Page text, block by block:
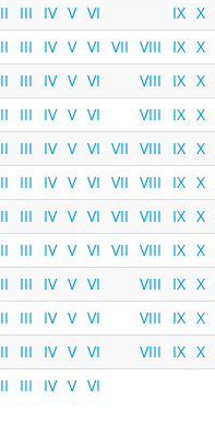
II III IV V VI IX X
II III IV V VI VII VIII IX X
II III IV V VI VIII IX X
II III IV V VI VIII IX X
II III IV V VI VII VIII IX X
II III IV V VI VII VIII IX X
II III IV V VI VII VIII IX X
II III IV V VI VII VIII IX X
II III IV V VI VIII IX X
II III IV V VI VIII IX X
II III IV V VI VIII IX X
II III IV V VI